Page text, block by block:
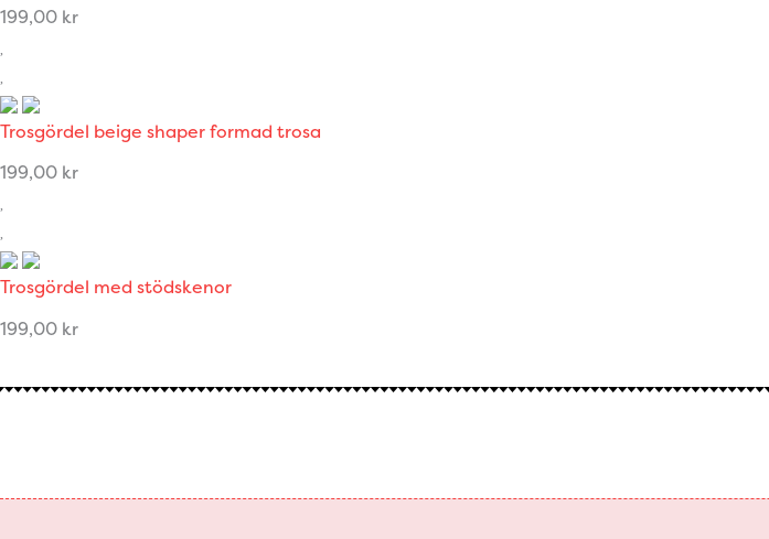
199,00 kr
Trosgördel beige shaper formad trosa
199,00 kr
Trosgördel med stödskenor
199,00 kr